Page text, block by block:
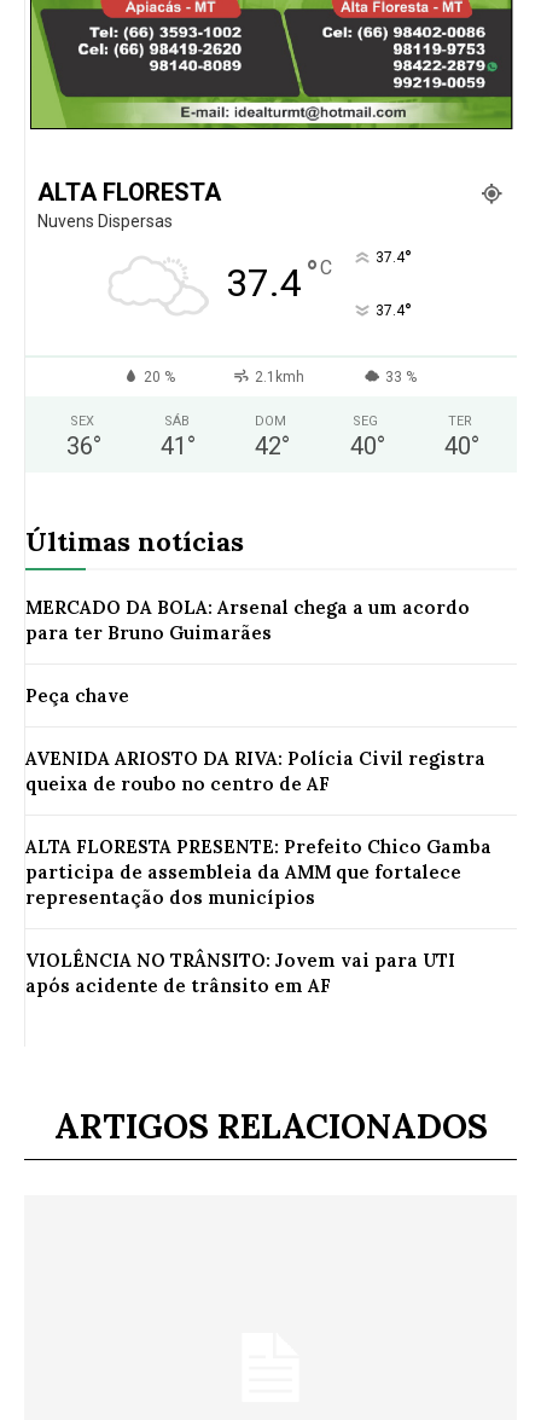
ALTA FLORESTA
Nuvens Dispersas
37.4°C 37.4°
37.4°
20 % 2.1kmh 33 %
SEX
36°
SÁB
41 °
DOM
42°
SEG
40°
TER
40°
Últimas notícias
MERCADO DA BOLA: Arsenal chega a um acordo
para ter Bruno Guimarães
Peça chave
AVENIDA ARIOSTO DA RIVA: Polícia Civil registra
queixa de roubo no centro de AF
ALTA FLORESTA PRESENTE: Prefeito Chico Gamba
participa de assembleia da AMM que fortalece
representação dos municípios
VIOLÊNCIA NO TRÂNSITO: Jovem vai para UTI
após acidente de trânsito em AF
ARTIGOS RELACIONADOS